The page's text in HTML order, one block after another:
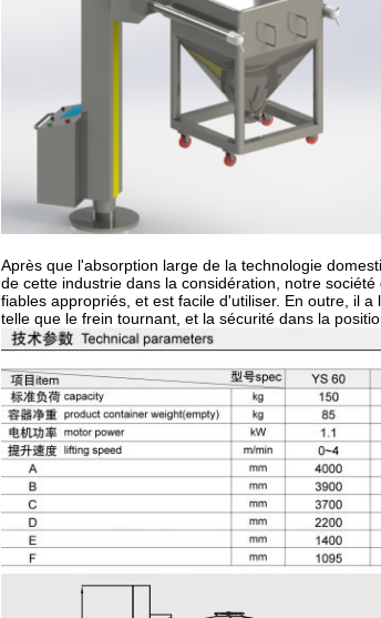
Après que l'absorption large de la technologie
de cette industrie dans la considération, notre
fiables appropriés, et est facile d'utiliser. En outre, il
telle que le frein tournant, et la sécurité dans la